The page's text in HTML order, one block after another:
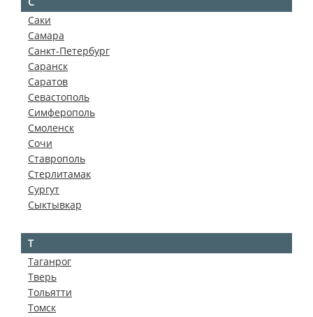
Саки
Самара
Санкт-Петербург
Саранск
Саратов
Севастополь
Симферополь
Смоленск
Сочи
Ставрополь
Стерлитамак
Сургут
Сыктывкар
Т
Таганрог
Тверь
Тольятти
Томск